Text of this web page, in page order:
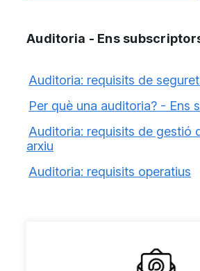
Auditoria - Ens
Auditoria: requisits de
Per què una auditoria? - Ens
Auditoria: requisits de gestió
arxiu
Auditoria: requisits operatius